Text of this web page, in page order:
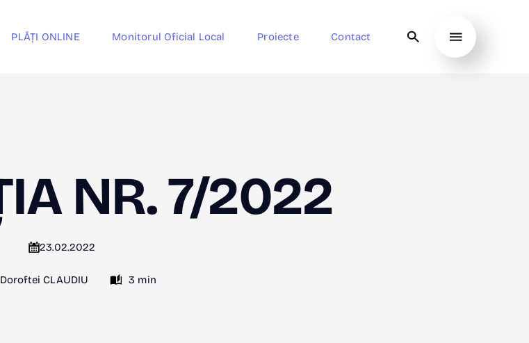
PLĂȚI ONLINE Monitorul Oficial Local Proiecte Contact
NR. 7/2022
23.02.2022
Doroftei CLAUDIU 3 min